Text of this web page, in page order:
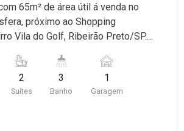
65m² de área útil á venda no
próximo ao Shopping
Vila do Golf, Ribeirão Preto/SP.
selecionou para você: -
útil - 2 suítes - Sala 2 ambientes -
- Área de serviço - Varanda
2
Suítes
3
Banho
1
Garagem